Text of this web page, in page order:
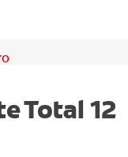
PY (ES)
Total 12